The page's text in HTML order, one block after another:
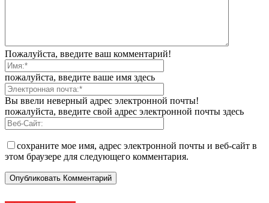
Пожалуйста, введите ваш комментарий!
пожалуйста, введите ваше имя здесь
Вы ввели неверный адрес электронной почты!
пожалуйста, введите свой адрес электронной почты здесь
сохраните мое имя, адрес электронной почты и веб-сайт в
этом браузере для следующего комментария.